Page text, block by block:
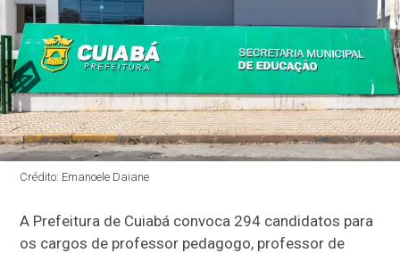
Crédito: Emanoele Daiane
A Prefeitura de Cuiabá convoca 294 candidatos para
os cargos de professor pedagogo, professor de